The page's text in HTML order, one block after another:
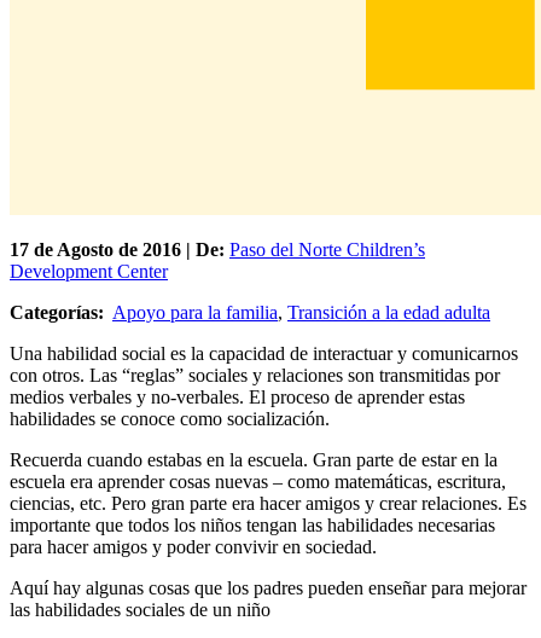
17 de Agosto de 2016 | De: Paso del Norte Children’s
Development Center
Categorías: Apoyo para la familia, Transición a la edad adulta
Una habilidad social es la capacidad de interactuar y comunicarnos
con otros. Las “reglas” sociales y relaciones son transmitidas por
medios verbales y no-verbales. El proceso de aprender estas
habilidades se conoce como socialización.
Recuerda cuando estabas en la escuela. Gran parte de estar en la
escuela era aprender cosas nuevas – como matemáticas, escritura,
ciencias, etc. Pero gran parte era hacer amigos y crear relaciones. Es
importante que todos los niños tengan las habilidades necesarias
para hacer amigos y poder convivir en sociedad.
Aquí hay algunas cosas que los padres pueden enseñar para mejorar
las habilidades sociales de un niño